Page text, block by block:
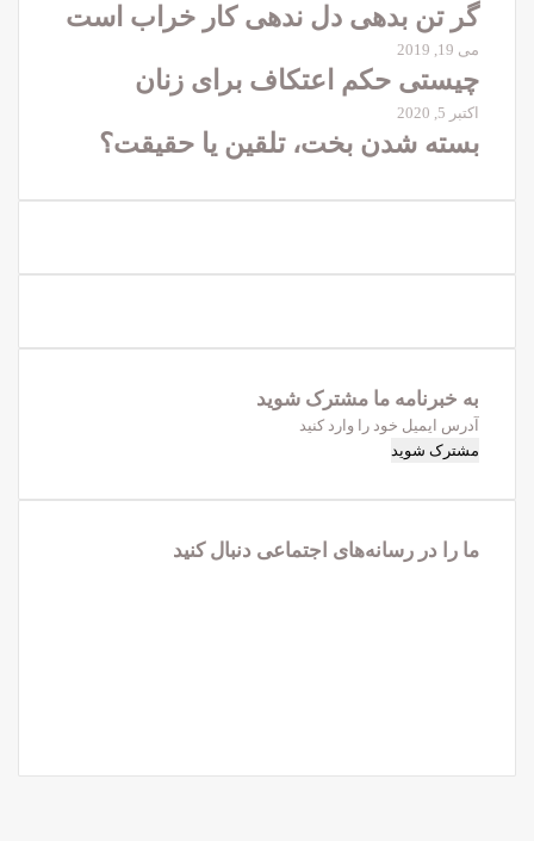
گر تن بدهی دل ندهی کار خراب است
می 19, 2019
چیستی حکم اعتکاف برای زنان
اکتبر 5, 2020
بسته شدن بخت، تلقین یا حقیقت؟
به خبرنامه‌‌ ما مشترک شوید
آدرس
ایمیل
را
کنید
ما را در رسانه‌های اجتماعی دنبال کنید